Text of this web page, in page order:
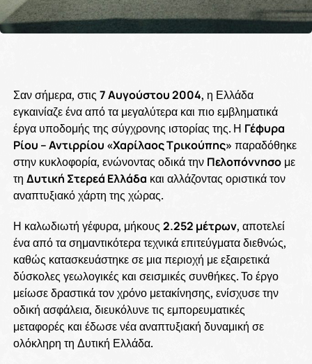
Σαν σήμερα, στις 7 Αυγούστου 2004, η Ελλάδα
εγκαινίαζε ένα από τα μεγαλύτερα και πιο εμβληματικά
έργα υποδομής της σύγχρονης ιστορίας της. Η Γέφυρα
Ρίου – Αντιρρίου «Χαρίλαος Τρικούπης» παραδόθηκε
στην κυκλοφορία, ενώνοντας οδικά την Πελοπόννησομε
τη Δυτική Στερεά Ελλάδα και αλλάζοντας οριστικά τον
αναπτυξιακό χάρτη της χώρας.
Η καλωδιωτή γέφυρα, μήκους 2.252 μέτρων, αποτελεί
ένα από τα σημαντικότερα τεχνικά επιτεύγματα διεθνώς,
καθώς κατασκευάστηκε σε μια περιοχή με εξαιρετικά
δύσκολες γεωλογικές και σεισμικές συνθήκες. Το έργο
μείωσε δραστικά τον χρόνο μετακίνησης, ενίσχυσε την
οδική ασφάλεια, διευκόλυνε τις εμπορευματικές
μεταφορές και έδωσε νέα αναπτυξιακή δυναμική σε
ολόκληρη τη Δυτική Ελλάδα.